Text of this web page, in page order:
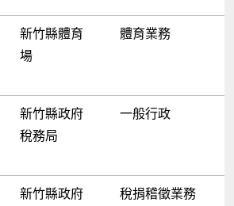
新竹縣體育
場
體育業務
新竹縣政府
稅務局
一般行政
新竹縣政府
稅捐稽徵業務